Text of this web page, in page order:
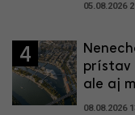
05.08.2026
4
prístav
ale aj
08.08.2026